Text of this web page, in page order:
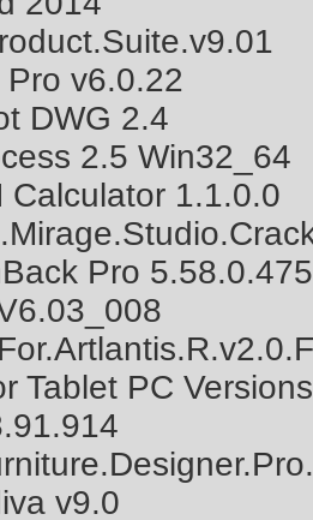
v6.0.22
DWG 2.4
2.5 Win32_64
Calculator 1.1.0.0
Pro
Tablet PC
v9.0